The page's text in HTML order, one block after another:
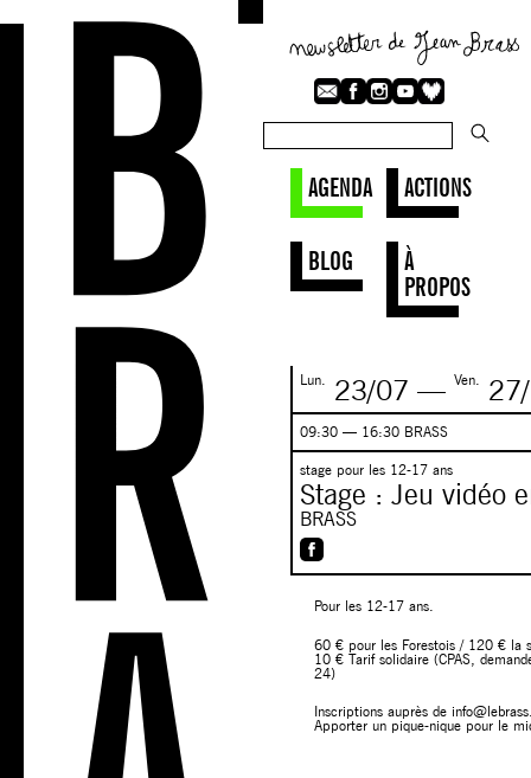
AGENDA ACTIONS
BLOG
À
PROPOS
Lun. 23/07 — Ven.
09:30 — 16:30 BRASS
stage pour les 12-17 ans
Stage : Jeu vidéo
BRASS
Pour les 12-17 ans.
60 € pour les Forestois / 120 € la
10 € Tarif solidaire (CPAS,
24)
Inscriptions auprès de
Apporter un pique-nique pour le